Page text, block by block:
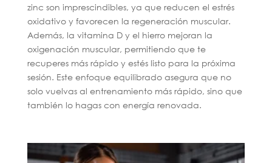
zinc son imprescindibles, ya que reducen el estrés
oxidativo y favorecen la regeneración muscular.
Además, la vitamina D y el hierro mejoran la
oxigenación muscular, permitiendo que te
recuperes más rápido y estés listo para la próxima
sesión. Este enfoque equilibrado asegura que no
solo vuelvas al entrenamiento más rápido, sino que
también lo hagas con energía renovada.